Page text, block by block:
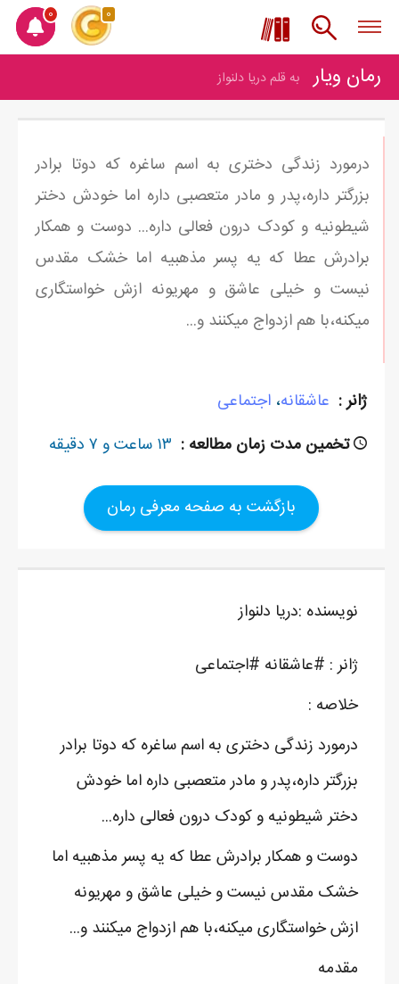
0 0
رمان ویار به قلم دریا دلنواز
درمورد زندگی دختری به اسم ساغره که دوتا برادر
بزرگتر داره،پدر و مادر متعصبی داره اما خودش دختر
شیطونیه و کودک درون فعالی داره... دوست و همکار
برادرش عطا که یه پسر مذهبیه اما خشک مقدس
نیست و خیلی عاشق و مهریونه ازش خواستگاری
میکنه،با هم ازدواج میکنند و...
ژانر : عاشقانه، اجتماعی
تخمین مدت زمان مطالعه : ۱۳ ساعت و ۷ دقیقه
بازگشت به صفحه معرفی رمان
نویسنده :دریا دلنواز
ژانر : #عاشقانه #اجتماعی‎
خلاصه :
درمورد زندگی دختری به اسم ساغره که دوتا برادر
بزرگتر داره،پدر و مادر متعصبی داره اما خودش
دختر شیطونیه و کودک درون فعالی داره...
دوست و همکار برادرش عطا که یه پسر مذهبیه اما
خشک مقدس نیست و خیلی عاشق و مهریونه
ازش خواستگاری میکنه،با هم ازدواج میکنند و...
مقدمه